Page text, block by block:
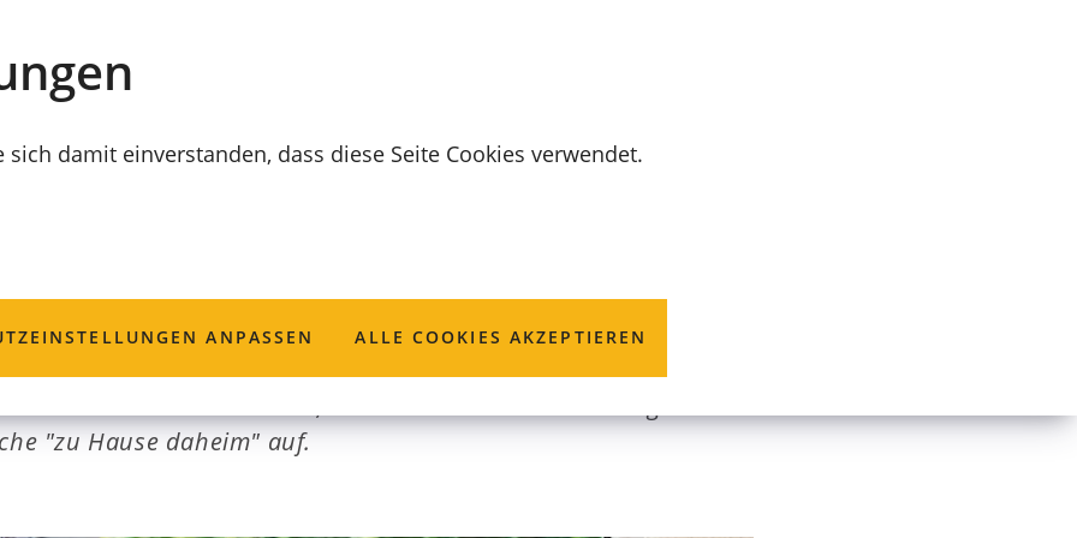
damit einverstanden, dass diese Seite Cookies verwendet.
ANPASSEN ALLE COOKIES AKZEPTIEREN
Hause daheim"
"zu Hause daheim" auf.